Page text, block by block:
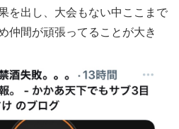
を出し、大会もない中ここまで
仲間が頑張ってることが大き